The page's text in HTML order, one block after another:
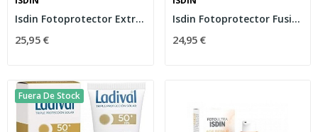
Isdin Fotoprotector Extrem 90 Cream SPF50+ 50ml
25,95 €
Isdin Fotoprotector Fusion Warter Urban SPF-30...
24,95 €
Fuera De Stock